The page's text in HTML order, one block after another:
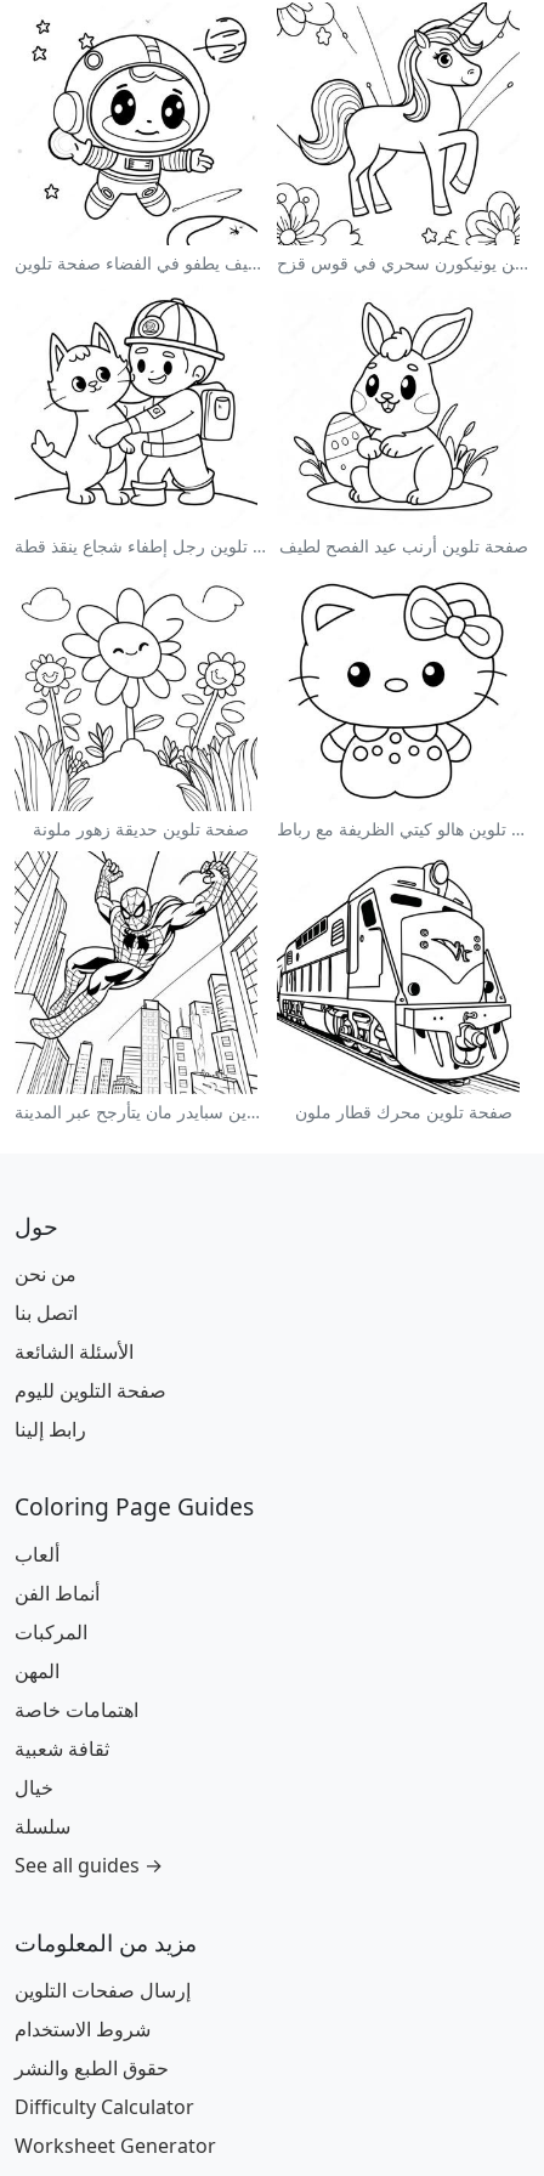
رائد فضاء لطيف يطفو في الفضاء صفحة تلوين صفحة تلوين يونيكورن سحري في قوس قزح
صفحة تلوين رجل إطفاء شجاع ينقذ قطة صفحة تلوين أرنب عيد الفصح لطيف
صفحة تلوين حديقة زهور ملونة صفحة تلوين هالو كيتي الظريفة مع رباط
صفحة تلوين سبايدر مان يتأرجح عبر المدينة صفحة تلوين محرك قطار ملون
حول
من نحن
اتصل بنا
الأسئلة الشائعة
صفحة التلوين لليوم
رابط إلينا
Coloring Page Guides
ألعاب
أنماط الفن
المركبات
المهن
اهتمامات خاصة
ثقافة شعبية
خيال
سلسلة
See all guides →
مزيد من المعلومات
إرسال صفحات التلوين
شروط الاستخدام
حقوق الطبع والنشر
Difficulty Calculator
Worksheet Generator